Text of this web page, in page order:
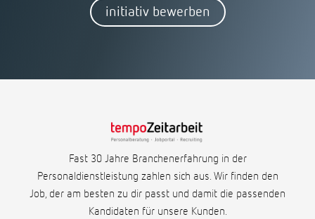
initiativ bewerben
Fast 30 Jahre Branchenerfahrung in der
Personaldienstleistung zahlen sich aus. Wir finden den
Job, der am besten zu dir passt und damit die passenden
Kandidaten für unsere Kunden.